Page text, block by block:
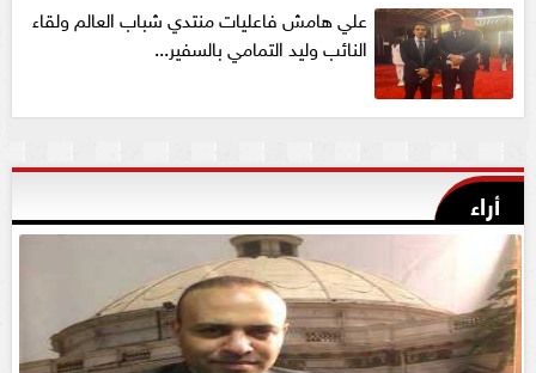
علي هامش فاعليات منتدي شباب العالم ولقاء
النائب وليد التمامي بالسفير...
أراء